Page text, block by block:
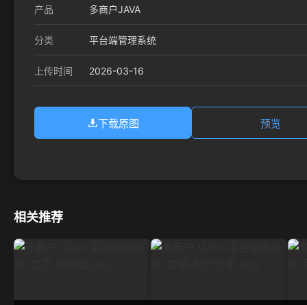
产品 多商户JAVA
分类 平台端管理系统
上传时间 2026-03-16
下载原图 预览
相关推荐